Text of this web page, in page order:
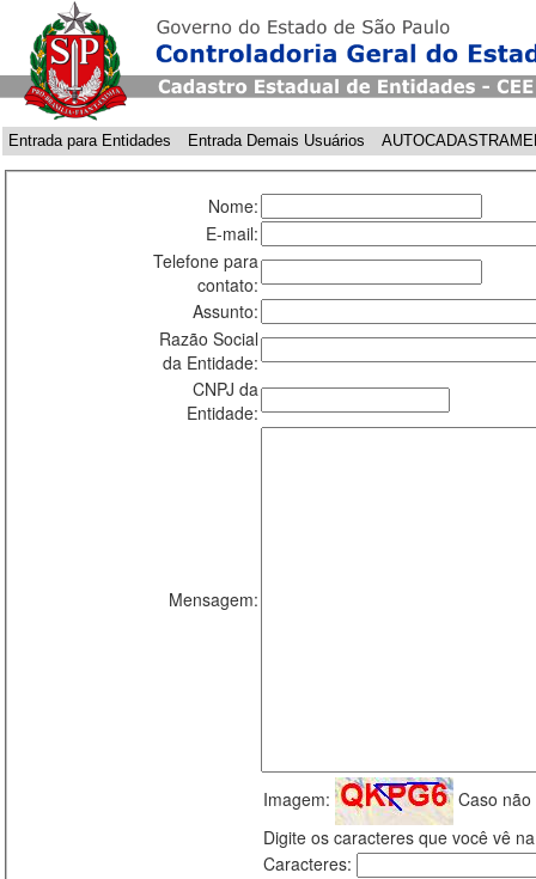
Entrada para Entidades Entrada Demais Usuários
Nome:
E-mail:
Telefone para
contato:
Assunto:
Razão Social
da Entidade:
CNPJ da
Entidade:
Mensagem:
Imagem:
Caso
Digite os caracteres que você vê
Caracteres: